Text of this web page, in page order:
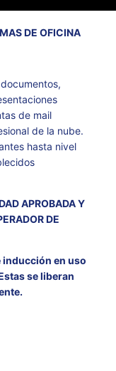
DE OFICINA
de mail
de la nube.
hasta nivel
APROBADA Y
DE
inducción en uso
se liberan